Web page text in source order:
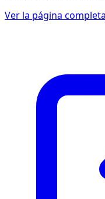
Ver la página completa